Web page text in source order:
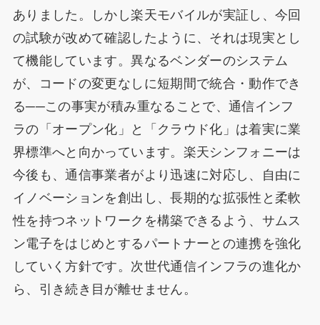
ありました。しかし楽天モバイルが実証し、今回
の試験が改めて確認したように、それは現実とし
て機能しています。異なるベンダーのシステム
が、コードの変更なしに短期間で統合・動作でき
る──この事実が積み重なることで、通信インフ
ラの「オープン化」と「クラウド化」は着実に業
界標準へと向かっています。楽天シンフォニーは
今後も、通信事業者がより迅速に対応し、自由に
イノベーションを創出し、長期的な拡張性と柔軟
性を持つネットワークを構築できるよう、サムス
ン電子をはじめとするパートナーとの連携を強化
していく方針です。次世代通信インフラの進化か
ら、引き続き目が離せません。